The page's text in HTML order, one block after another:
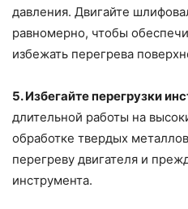
давления. Двигайте
равномерно, чтобы
избежать перегрева
5. Избегайте перегрузки
длительной работы на
обработке твердых
перегреву двигателя и
инструмента.